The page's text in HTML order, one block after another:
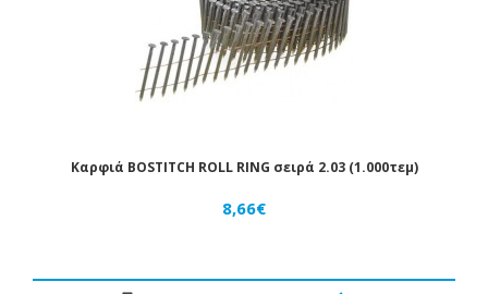
Καρφιά BOSTITCH ROLL RING σειρά 2.03 (1.000τεμ)
8,66€